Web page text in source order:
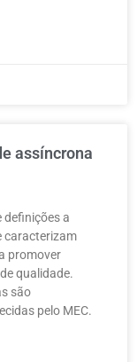
assíncrona
definições a
caracterizam
promover
qualidade.
são
pelo MEC.